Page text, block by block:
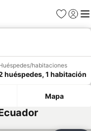
Favoritos
Iniciar
habitaciones
huéspedes, 1 habitación
Mapa